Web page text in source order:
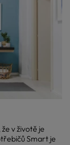
v životě je
Smart je